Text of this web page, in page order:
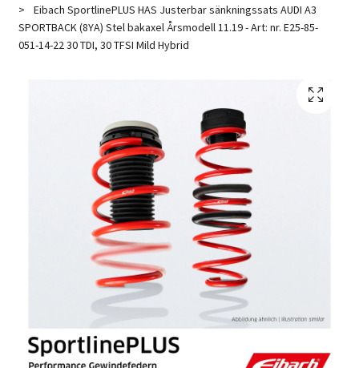
Eibach SportlinePLUS HAS Justerbar sänkningssats AUDI A3
SPORTBACK (8YA) Stel bakaxel Årsmodell 11.19 - Art: nr. E25-85-
051-14-22 30 TDI, 30 TFSI Mild Hybrid